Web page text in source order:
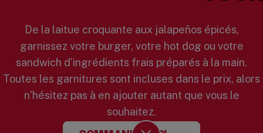
De la laitue croquante aux jalapeños épicés,
garnissez votre burger, votre hot dog ou votre
sandwich d’ingrédients frais préparés à la main.
Toutes les garnitures sont incluses dans le prix, alors
n’hésitez pas à en ajouter autant que vous le
souhaitez.